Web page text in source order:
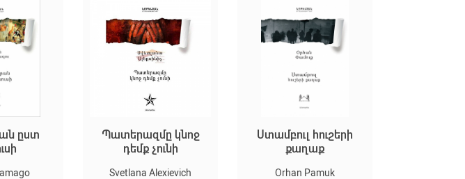
Պատերազմը կնոջ
Svetlana Alexievich
Ստամբուլ հուշերի
Orhan Pamuk
Նեղ դուռը